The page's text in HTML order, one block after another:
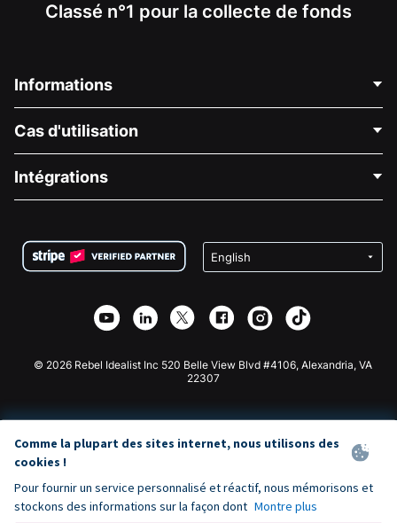
Classé n°1 pour la collecte de fonds
Informations
À propos de nous
Carrières
Confidentialité
Partenariat d'affiliation
Bibliothèque
Cas d'utilisation
Collecte de fonds médicale
Collecte de fonds caritative
Intégrations
Plugin de don Wix
Application de don Webflow
Don Joomla
© 2026 Rebel Idealist Inc 520 Belle View Blvd #4106, Alexandria, VA
22307
Comme la plupart des sites internet, nous utilisons des
cookies !
Pour fournir un service personnalisé et réactif, nous mémorisons et
stockons des informations sur la façon dont Montre plus